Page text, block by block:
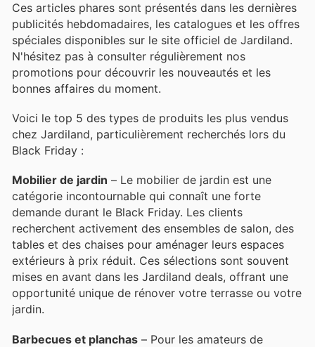
Ces articles phares sont présentés dans les dernières
publicités hebdomadaires, les catalogues et les offres
spéciales disponibles sur le site officiel de Jardiland.
N'hésitez pas à consulter régulièrement nos
promotions pour découvrir les nouveautés et les
bonnes affaires du moment.
Voici le top 5 des types de produits les plus vendus
chez Jardiland, particulièrement recherchés lors du
Black Friday :
Mobilier de jardin – Le mobilier de jardin est une
catégorie incontournable qui connaît une forte
demande durant le Black Friday. Les clients
recherchent activement des ensembles de salon, des
tables et des chaises pour aménager leurs espaces
extérieurs à prix réduit. Ces sélections sont souvent
mises en avant dans les Jardiland deals, offrant une
opportunité unique de rénover votre terrasse ou votre
jardin.
Barbecues et planchas – Pour les amateurs de